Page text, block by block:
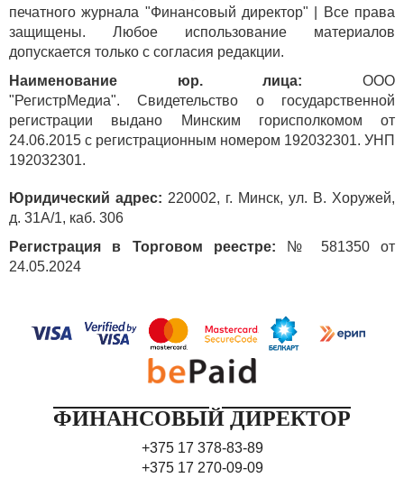
ПисьмоМинистерства по налогам и сборам Республики Беларусь
от 17.01.2025 № 3-2-11/00182
печатного журнала "Финансовый директор" | Все права
защищены. Любое использование материалов
допускается только с согласия редакции.
Наименование юр. лица: ООО
"РегистрМедиа". Свидетельство о государственной
регистрации выдано Минским горисполкомом от
24.06.2015 с регистрационным номером 192032301. УНП
192032301.
Юридический адрес: 220002, г. Минск, ул. В. Хоружей,
д. 31А/1, каб. 306
Регистрация в Торговом реестре: № 581350 от
24.05.2024
ФИНАНСОВЫЙ ДИРЕКТОР
+375 17 378-83-89
+375 17 270-09-09